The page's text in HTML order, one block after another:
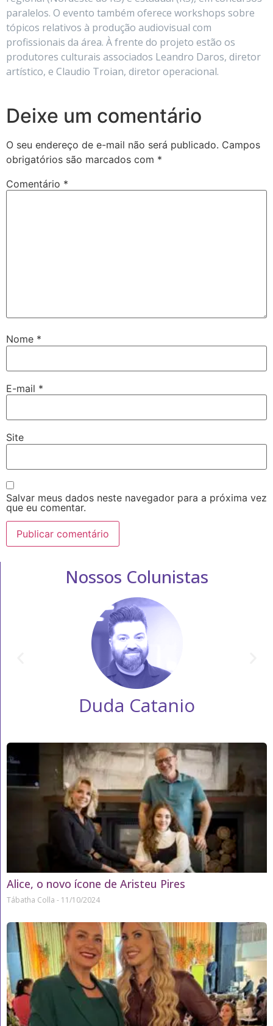
paralelos. O evento também oferece workshops sobre
tópicos relativos à produção audiovisual com
profissionais da área. À frente do projeto estão os
produtores culturais associados Leandro Daros, diretor
artístico, e Claudio Troian, diretor operacional.
Deixe um comentário
O seu endereço de e-mail não será publicado. Campos
obrigatórios são marcados com *
Comentário *
Nome *
E-mail *
Site
Salvar meus dados neste navegador para a próxima vez
que eu comentar.
Nossos Colunistas
Duda Catanio
Alice, o novo ícone de Aristeu Pires
Tábatha Colla 11/10/2024